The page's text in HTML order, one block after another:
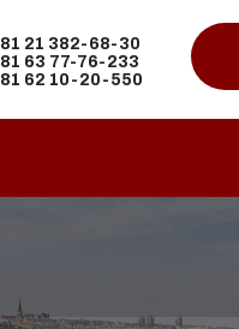
21 382-68-30
63 77-76-233
62 10-20-550